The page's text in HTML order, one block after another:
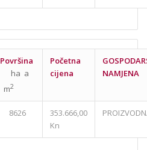
Površina
ha a
m2
Početna
cijena
NAMJENA
8626
353.666,00
Kn